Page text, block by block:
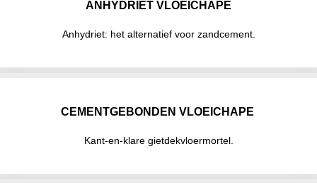
ANHYDRIET VLOEICHAPE
Anhydriet: het alternatief voor zandcement.
CEMENTGEBONDEN VLOEICHAPE
Kant-en-klare gietdekvloermortel.